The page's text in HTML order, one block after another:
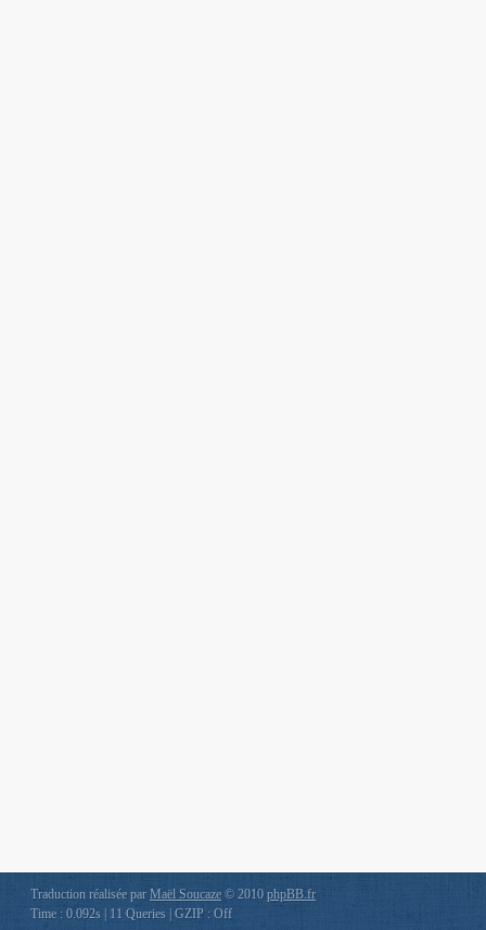
Traduction réalisée parMaël Soucaze© 2010 phpBB.fr
Time : 0.092s | 11 Queries | GZIP : Off